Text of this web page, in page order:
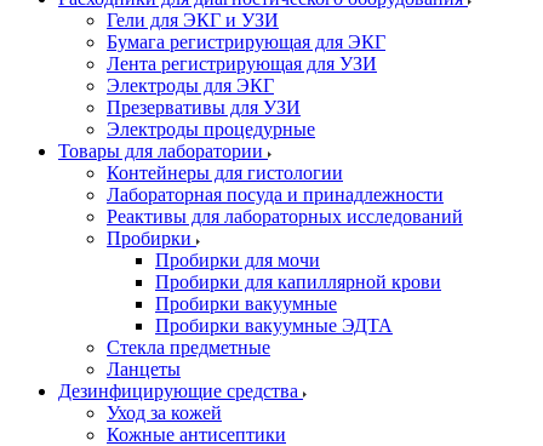
Гели для ЭКГ и УЗИ
Бумага регистрирующая для ЭКГ
Лента регистрирующая для УЗИ
Электроды для ЭКГ
Презервативы для УЗИ
Электроды процедурные
Товары для лаборатории
Контейнеры для гистологии
Лабораторная посуда и принадлежности
Реактивы для лабораторных исследований
Пробирки
Пробирки для мочи
Пробирки для капиллярной крови
Пробирки вакуумные
Пробирки вакуумные ЭДТА
Стекла предметные
Ланцеты
Дезинфицирующие средства
Уход за кожей
Кожные антисептики